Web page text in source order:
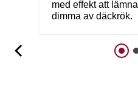
med effekt att
dimma av däckrök.